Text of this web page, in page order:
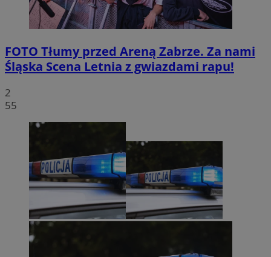
FOTO Tłumy przed Areną Zabrze. Za nami
Śląska Scena Letnia z gwiazdami rapu!
2
55